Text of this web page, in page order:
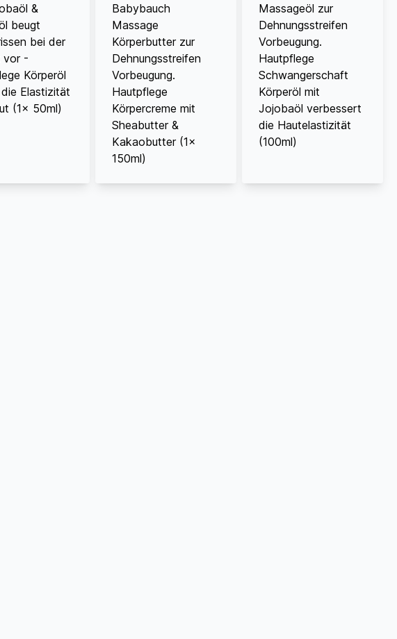
&
beugt
bei der
vor -
Körperöl
Elastizität
(1x 50ml)
Babybauch
Massage
Körperbutter zur
Dehnungsstreifen
Vorbeugung.
Hautpflege
Körpercreme mit
Sheabutter &
Kakaobutter (1x
150ml)
Massageöl zur
Dehnungsstreifen
Vorbeugung.
Hautpflege
Schwangerschaft
Körperöl mit
Jojobaöl verbessert
die Hautelastizität
(100ml)